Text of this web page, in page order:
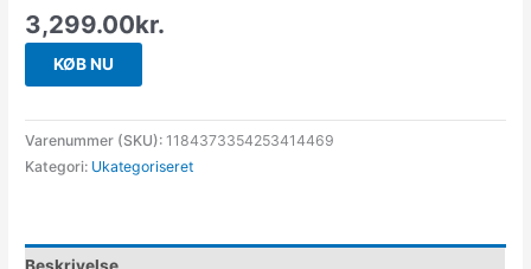
3,299.00kr.
KØB NU
Varenummer (SKU): 1184373354253414469
Kategori: Ukategoriseret